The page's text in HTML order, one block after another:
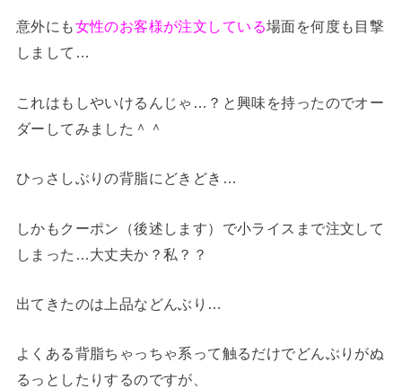
意外にも女性のお客様が注文している場面を何度も目撃
しまして…
これはもしやいけるんじゃ…？と興味を持ったのでオー
ダーしてみました＾＾
ひっさしぶりの背脂にどきどき…
しかもクーポン（後述します）で小ライスまで注文して
しまった…大丈夫か？私？？
出てきたのは上品などんぶり…
よくある背脂ちゃっちゃ系って触るだけでどんぶりがぬ
るっとしたりするのですが、